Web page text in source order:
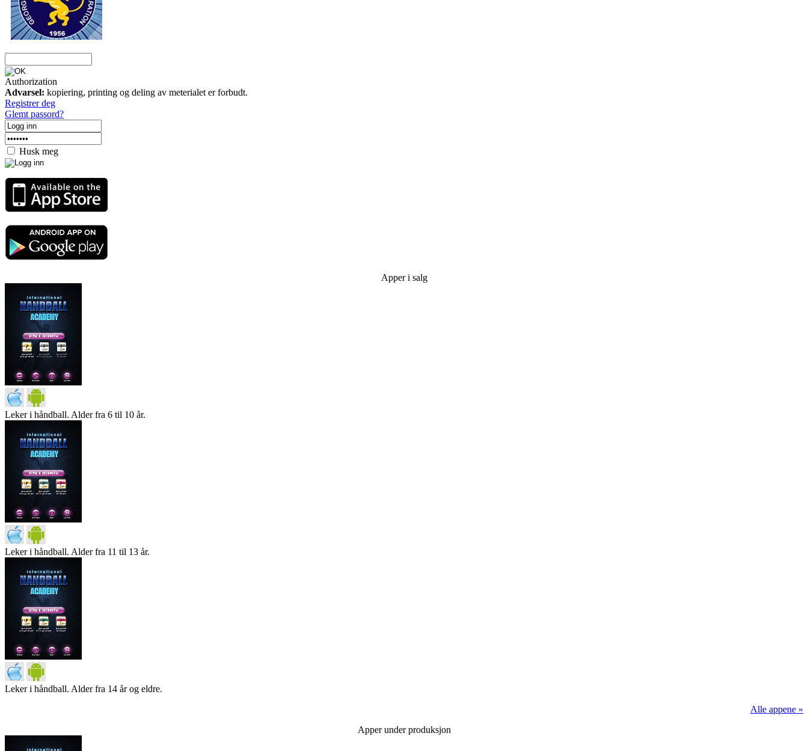
Authorization
Advarsel: kopiering, printing og deling av meterialet er forbudt.
Registrer deg
Glemt passord?
Husk meg
Apper i salg
Leker i håndball. Alder fra 6 til 10 år.
Leker i håndball. Alder fra 11 til 13 år.
Leker i håndball. Alder fra 14 år og eldre.
Alle appene »
Apper under produksjon